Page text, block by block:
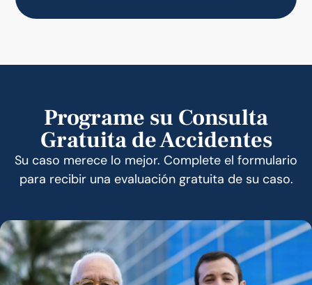
Programe su Consulta
Gratuita de Accidentes
Su caso merece lo mejor. Complete el formulario
para recibir una evaluación gratuita de su caso.